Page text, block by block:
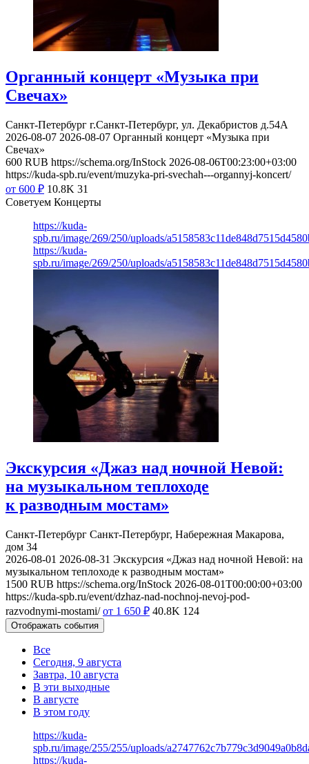
Органный концерт «Музыка при
Свечах»
Санкт-Петербург г.Санкт-Петербург, ул. Декабристов д.54А
2026-08-07 2026-08-07 Органный концерт «Музыка при
Свечах»
600 RUB https://schema.org/InStock 2026-08-06T00:23:00+03:00
https://kuda-spb.ru/event/muzyka-pri-svechah---organnyj-koncert/
от 600 ₽ 10.8K 31
Советуем Концерты
https://kuda-
spb.ru/image/269/250/uploads/
https://kuda-
spb.ru/image/269/250/uploads/
Экскурсия «Джаз над ночной Невой:
на музыкальном теплоходе
к разводным мостам»
Санкт-Петербург Санкт-Петербург, Набережная Макарова,
дом 34
2026-08-01 2026-08-31 Экскурсия «Джаз над ночной Невой: на
музыкальном теплоходе к разводным мостам»
1500 RUB https://schema.org/InStock 2026-08-01T00:00:00+03:00
https://kuda-spb.ru/event/dzhaz-nad-nochnoj-nevoj-pod-
razvodnymi-mostami/ от 1 650 ₽ 40.8K 124
Отображать события
Все
Сегодня, 9 августа
Завтра, 10 августа
В эти выходные
В августе
В этом году
https://kuda-
spb.ru/image/255/255/uploads/
https://kuda-